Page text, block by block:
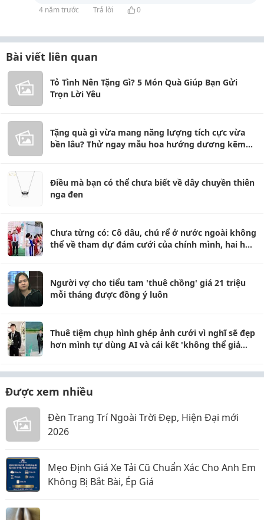
4 năm trước Trả lời 0
Bài viết liên quan
Tỏ Tình Nên Tặng Gì? 5 Món Quà Giúp Bạn Gửi
Trọn Lời Yêu
Tặng quà gì vừa mang năng lượng tích cực vừa
bền lâu? Thử ngay mẫu hoa hướng dương kẽm
Điều mà bạn có thể chưa biết về dây chuyền thiên
nga đen
Chưa từng có: Cô dâu, chú rể ở nước ngoài không
thể về tham dự đám cưới của chính mình, hai họ
Người vợ cho tiểu tam 'thuê chồng' giá 21 triệu
mỗi tháng được đồng ý luôn
Thuê tiệm chụp hình ghép ảnh cưới vì nghĩ sẽ đẹp
hơn mình tự dùng AI và cái kết 'không thể giả
Được xem nhiều
Đèn Trang Trí Ngoài Trời Đẹp, Hiện Đại mới
2026
Mẹo Định Giá Xe Tải Cũ Chuẩn Xác Cho Anh Em
Không Bị Bắt Bài, Ép Giá